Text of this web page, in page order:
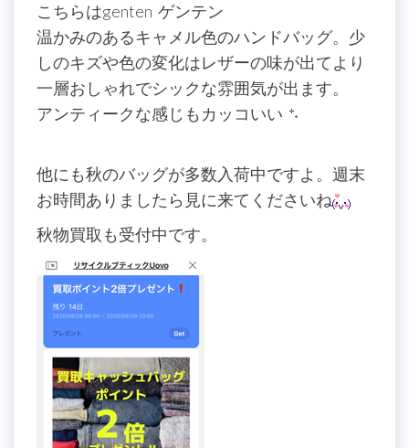
こちらはgenten ゲンテン
温かみのあるキャメル色のハンドバッグ。少
しのキズや色の変化はレザーの味が出てより
一層おしゃれでシックな雰囲気が出ます。
アンティークな感じもカッコいい
他にも秋のバッグが多数入荷中ですよ。週末
お時間ありましたら見に来てくださいね
秋物買取も受付中です。